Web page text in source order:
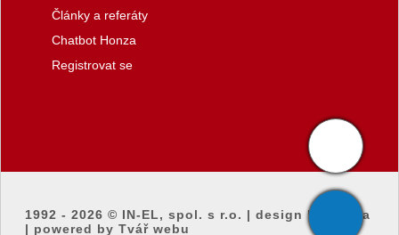
Články a referáty
Chatbot Honza
Registrovat se
1992 - 2026 © IN-EL, spol. s r.o. | design by honza
| powered by Tvář webu